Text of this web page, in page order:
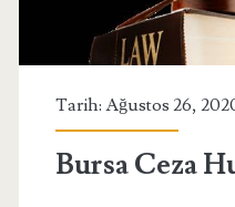
Tarih: Ağustos 26,
Bursa Ceza